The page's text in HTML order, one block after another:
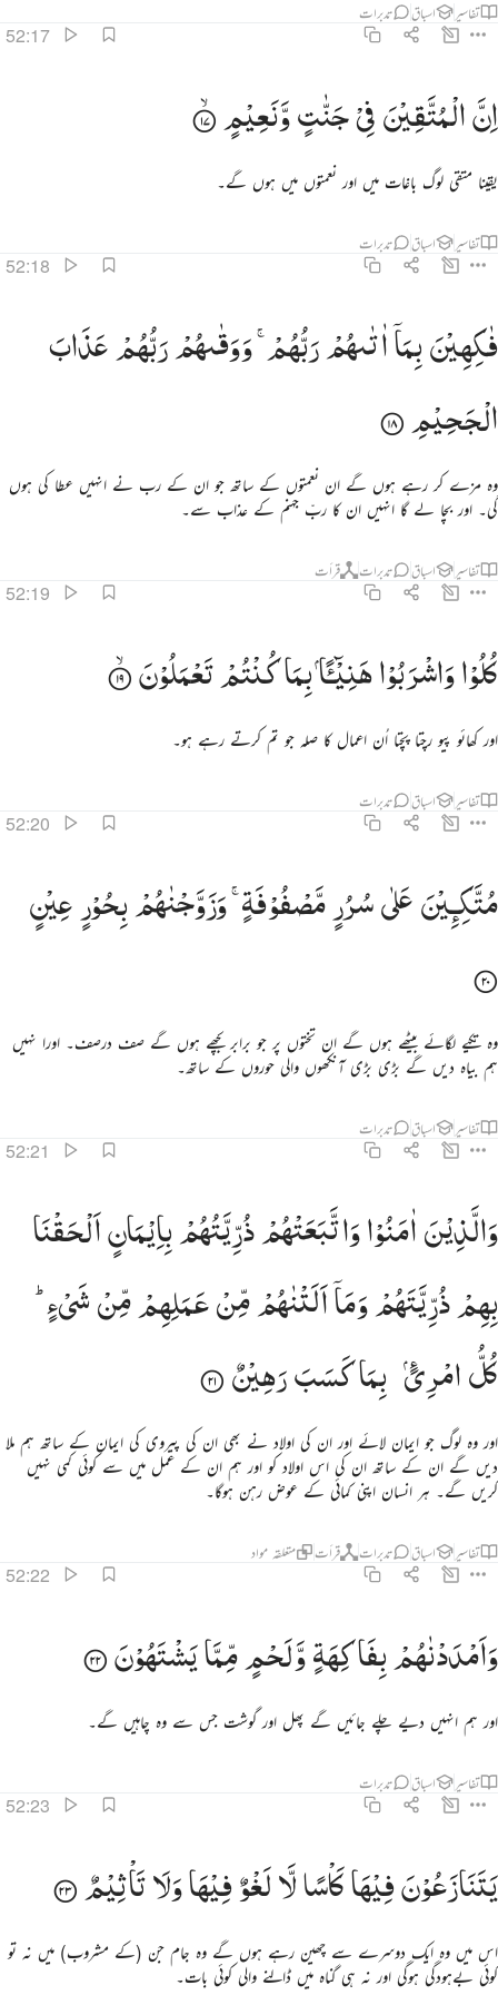
تفاسیر اسباق تدبرات
52:17
ان المتقين في جنات ونعيم ١٧
إِنَّ ٱلْمُتَّقِينَ فِى جَنَّـٰتٍۢ وَنَعِيمٍۢ ١٧
اِنَّالْمُتَّقِیْنَفِیْجَنّٰتٍوَّنَعِیْمٍ
یقینا متقی لوگ باغات میں اور نعمتوں میں ہوں گے۔
تفاسیر اسباق تدبرات
52:18
فاكهين بما اتاهم ربهم ووقاهم ربهم عذاب الجحيم ١٨
فَـٰكِهِينَ بِمَآ ءَاتَىٰهُمْ رَبُّهُمْ وَوَقَىٰهُمْ رَبُّهُمْ عَذَابَ ٱلْجَحِيمِ ١٨
فٰكِهِیْنَبِمَاۤاٰتٰىهُمْرَبُّهُمْ ۚ وَوَقٰىهُمْرَبُّهُمْعَذَابَ
الْجَحِیْمِ
وہ مزے کر رہے ہوں گے ان نعمتوں کے ساتھ جو ان کے رب نے انہیں عطا کی ہوں
گی۔ اور بچا لے گا انہیں ان کا ربّ جہنم کے عذاب سے۔
تفاسیر اسباق تدبرات قرأت
52:19
كلوا واشربوا هنييا بما كنتم تعملون ١٩
كُلُوا۟ وَٱشْرَبُوا۟ هَنِيٓـًٔۢا بِمَا كُنتُمْ تَعْمَلُونَ ١٩
كُلُوْاوَاشْرَبُوْاهَنِیْٓـًٔابِمَاكُنْتُمْتَعْمَلُوْنَ
اور کھائو پیو رچتا پچتا اُن اعمال کا صلہ جو تم کرتے رہے ہو۔
تفاسیر اسباق تدبرات
52:20
متكيين على سرر مصفوفة وزوجناهم بحور عين ٢٠
مُتَّكِـِٔينَ عَلَىٰ سُرُرٍۢ مَّصْفُوفَةٍۢ ۖ وَزَوَّجْنَـٰهُم بِحُورٍ عِينٍۢ ٢٠
مُتَّكِـِٕیْنَعَلٰیسُرُرٍمَّصْفُوْفَةٍ ۚ وَزَوَّجْنٰهُمْبِحُوْرٍعِیْنٍ
وہ تکیے لگائے بیٹھے ہوں گے ان تختوں پر جو برابر بچھے ہوں گے صف درصف۔ اورا نہیں
ہم بیاہ دیں گے بڑی بڑی آنکھوں والی حوروں کے ساتھ۔
تفاسیر اسباق تدبرات
52:21
والذين امنوا واتبعتهم ذريتهم بايمان الحقنا بهم ذريتهم وما التناهم من عملهم من شيء كل امري بما كسب
وَٱلَّذِينَ ءَامَنُوا۟ وَٱتَّبَعَتْهُمْ ذُرِّيَّتُهُم بِإِيمَـٰنٍ أَلْحَقْنَا بِهِمْ ذُرِّيَّتَهُمْ وَمَآ أَلَتْنَـٰهُم مِّنْ عَمَلِهِم
وَالَّذِیْنَاٰمَنُوْاوَاتَّبَعَتْهُمْذُرِّیَّتُهُمْبِاِیْمَانٍاَلْحَقْنَا
بِهِمْذُرِّیَّتَهُمْوَمَاۤاَلَتْنٰهُمْمِّنْعَمَلِهِمْمِّنْشَیْءٍ ؕ
كُلُّامْرِىۢ بِمَاكَسَبَرَهِیْنٌ
اور وہ لوگ جو ایمان لائے اور ان کی اولاد نے بھی ان کی پیروی کی ایمان کے ساتھ ہم ملا
دیں گے ان کے ساتھ ان کی اس اولاد کو اور ہم ان کے عمل میں سے کوئی کمی نہیں
کریں گے۔ ہر انسان اپنی کمائی کے عوض رہن ہوگا۔
تفاسیر اسباق تدبرات قرأت متعلقہ مواد
52:22
وامددناهم بفاكهة ولحم مما يشتهون ٢٢
وَأَمْدَدْنَـٰهُم بِفَـٰكِهَةٍۢ وَلَحْمٍۢ مِّمَّا يَشْتَهُونَ ٢٢
وَاَمْدَدْنٰهُمْبِفَاكِهَةٍوَّلَحْمٍمِّمَّایَشْتَهُوْنَ
اور ہم انہیں دیے چلے جائیں گے پھل اور گوشت جس سے وہ چاہیں گے۔
تفاسیر اسباق تدبرات
52:23
يتنازعون فيها كاسا لا لغو فيها ولا تاثيم ٢٣
يَتَنَـٰزَعُونَ فِيهَا كَأْسًۭا لَّا لَغْوٌۭ فِيهَا وَلَا تَأْثِيمٌۭ ٢٣
یَتَنَازَعُوْنَفِیْهَاكَاْسًالَّالَغْوٌفِیْهَاوَلَاتَاْثِیْمٌ
اس میں وہ ایک دوسرے سے چھین رہے ہوں گے وہ جام جن (کے مشروب) میں نہ تو
کوئی بےہودگی ہوگی اور نہ ہی گناہ میں ڈالنے والی کوئی بات۔